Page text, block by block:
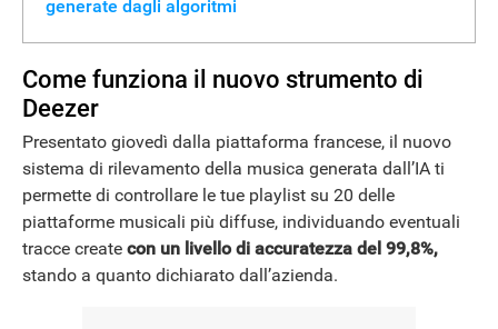
generate dagli algoritmi
Come funziona il nuovo strumento di
Deezer
Presentato giovedì dalla piattaforma francese, il nuovo
sistema di rilevamento della musica generata dall’IA ti
permette di controllare le tue playlist su 20 delle
piattaforme musicali più diffuse, individuando eventuali
tracce create con un livello di accuratezza del 99,8%,
stando a quanto dichiarato dall’azienda.